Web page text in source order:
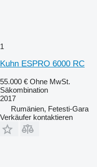
1
Kuhn ESPRO 6000 RC
55.000 € Ohne MwSt.
Säkombination
2017
Rumänien, Fetesti-Gara
Verkäufer kontaktieren